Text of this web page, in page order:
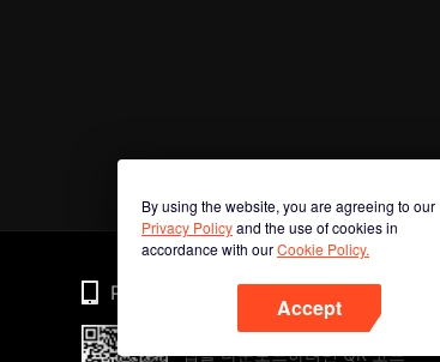
By using the website, you are agreeing to our
Privacy Policyand the use of cookies in
accordance with ourCookie Policy.
Accept
Phone
앱을 다운로드하려면 QR 코드